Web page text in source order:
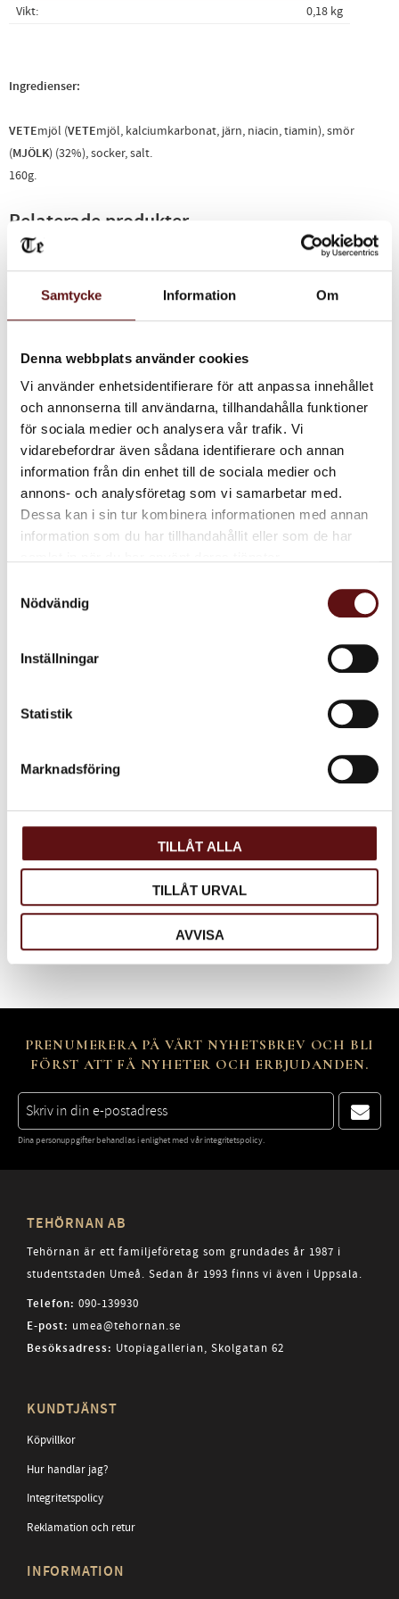
Samtycke Information Om
Denna webbplats använder cookies
Vi använder enhetsidentifierare för att anpassa innehållet
och annonserna till användarna, tillhandahålla funktioner
för sociala medier och analysera vår trafik. Vi
vidarebefordrar även sådana identifierare och annan
information från din enhet till de sociala medier och
annons- och analysföretag som vi samarbetar med.
Dessa kan i sin tur kombinera informationen med annan
information som du har tillhandahållit eller som de har
Nödvändig
Inställningar
Statistik
Marknadsföring
TILLÅT ALLA
TILLÅT URVAL
AVVISA
Vikt
0,18 kg
Ingredienser:
VETEmjöl (VETEmjöl, kalciumkarbonat, järn, niacin, tiamin), smör
(MJÖLK) (32%), socker, salt.
160g.
Relaterade produkter
Walkers Glutenfria
kakor
Glutenfria smörkakor från
populära Walkers
95
Facebook
Twitter
Bli den första att lämna ett omdöme.
PRENUMERERA PÅ VÅRT NYHETSBREV OCH BLI
FÖRST ATT FÅ NYHETER OCH ERBJUDANDEN.
Dina personuppgifter behandlas i enlighet med vårintegritetspolicy.
TEHÖRNAN AB
Tehörnan är ett familjeföretag som grundades år 1987 i
studentstaden Umeå. Sedan år 1993 finns vi även i Uppsala.
Telefon: 090-139930
E-post: umea@tehornan.se
Besöksadress: Utopiagallerian, Skolgatan 62
KUNDTJÄNST
Köpvillkor
Hur handlar jag?
Integritetspolicy
Reklamation och retur
INFORMATION